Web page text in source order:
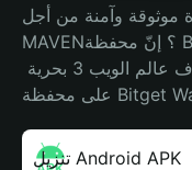
وآمنة من أجل
MAVEN؟ إنّ محفظة Bitget خيارك الأفضل. حيث يثق بها 40
تنزيل Android APK